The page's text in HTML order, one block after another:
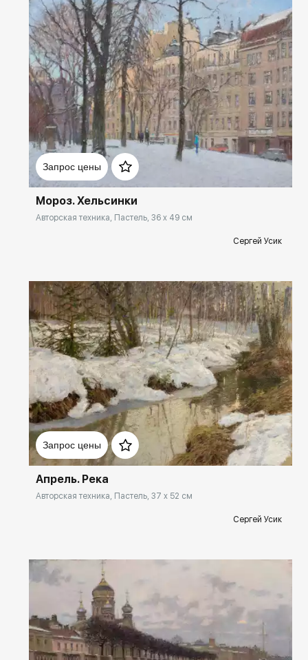
Запрос цены
Домен: rakovgallery.ru
Мороз. Хельсинки
Авторская техника, Пастель, 36 x 49 см
Сергей Усик
Запрос цены
Домен: rakovgallery.ru
Апрель. Река
Авторская техника, Пастель, 37 x 52 см
Сергей Усик